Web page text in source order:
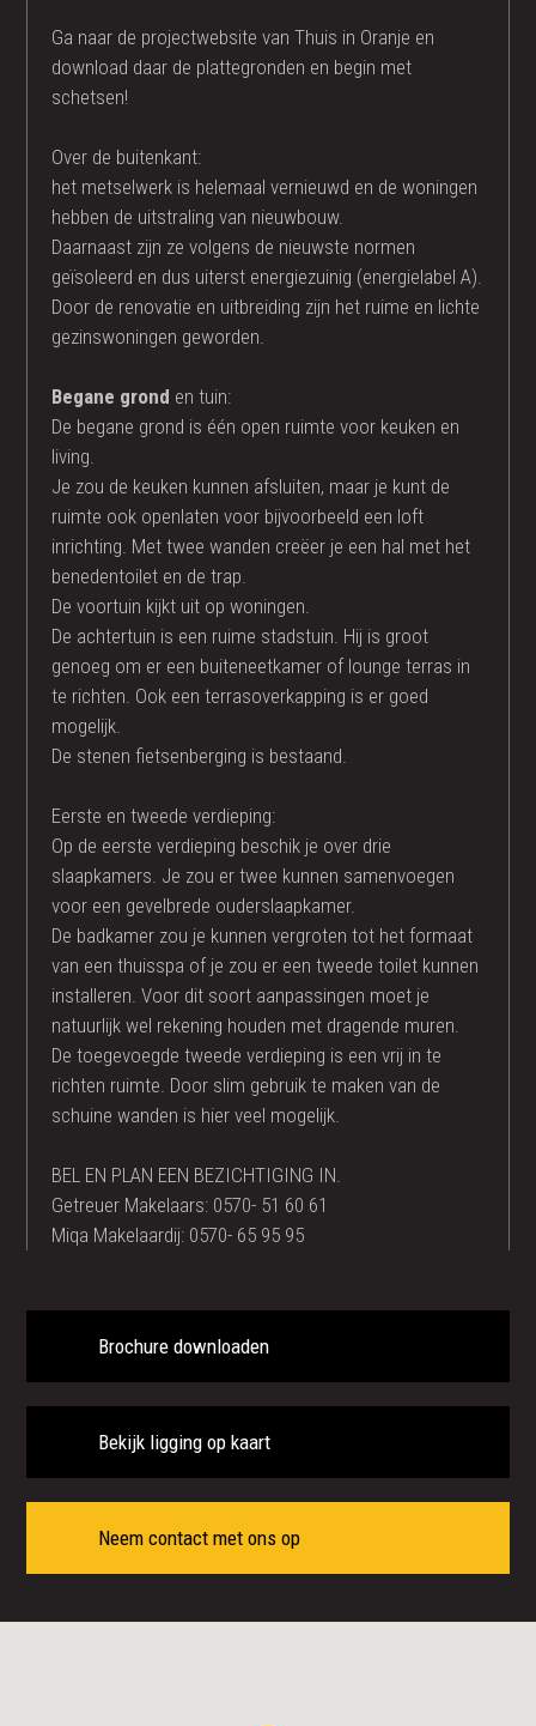
Ga naar de projectwebsite van Thuis in Oranje en
download daar de plattegronden en begin met
schetsen!
Over de buitenkant:
het metselwerk is helemaal vernieuwd en de woningen
hebben de uitstraling van nieuwbouw.
Daarnaast zijn ze volgens de nieuwste normen
geïsoleerd en dus uiterst energiezuinig (energielabel A).
Door de renovatie en uitbreiding zijn het ruime en lichte
gezinswoningen geworden.
Begane grond en tuin:
De begane grond is één open ruimte voor keuken en
living.
Je zou de keuken kunnen afsluiten, maar je kunt de
ruimte ook openlaten voor bijvoorbeeld een loft
inrichting. Met twee wanden creëer je een hal met het
benedentoilet en de trap.
De voortuin kijkt uit op woningen.
De achtertuin is een ruime stadstuin. Hij is groot
genoeg om er een buiteneetkamer of lounge terras in
te richten. Ook een terrasoverkapping is er goed
mogelijk.
De stenen fietsenberging is bestaand.
Eerste en tweede verdieping:
Op de eerste verdieping beschik je over drie
slaapkamers. Je zou er twee kunnen samenvoegen
voor een gevelbrede ouderslaapkamer.
De badkamer zou je kunnen vergroten tot het formaat
van een thuisspa of je zou er een tweede toilet kunnen
installeren. Voor dit soort aanpassingen moet je
natuurlijk wel rekening houden met dragende muren.
De toegevoegde tweede verdieping is een vrij in te
richten ruimte. Door slim gebruik te maken van de
schuine wanden is hier veel mogelijk.
BEL EN PLAN EEN BEZICHTIGING IN.
Getreuer Makelaars: 0570- 51 60 61
Miqa Makelaardij: 0570- 65 95 95
Brochure downloaden
Bekijk ligging op kaart
Neem contact met ons op